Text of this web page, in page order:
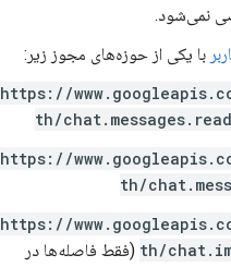
نمی‌شود.
با یکی از حوزه‌های مجوز زیر:
https://
th/
https://
th/
https://
th/ (فقط فاصله‌ها در